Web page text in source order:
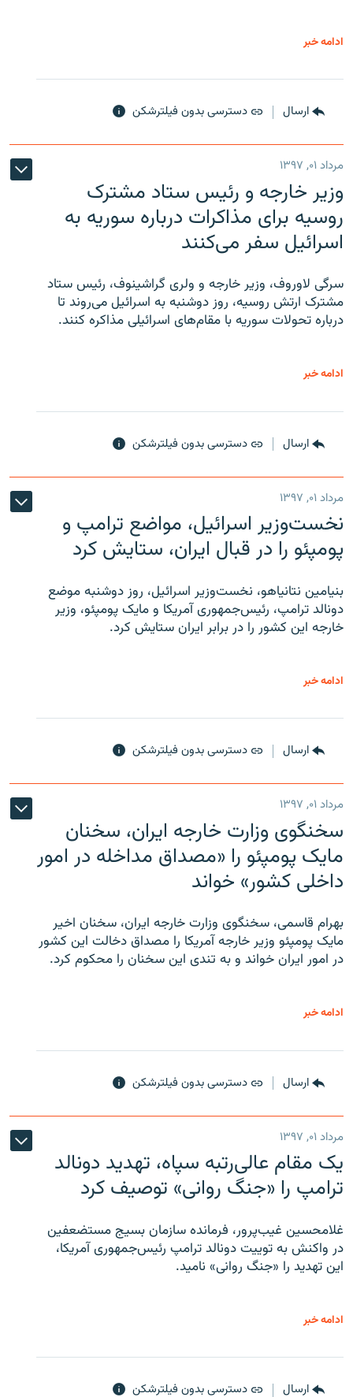
ادامه خبر
ارسال دسترسی بدون فیلترشکن
مرداد ۰۱, ۱۳۹۷
وزیر خارجه و رئیس‌ ستاد مشترک
روسیه برای مذاکرات درباره سوریه به
اسرائیل سفر می‌کنند
سرگی لاوروف، وزیر خارجه و ولری گراشینوف، رئیس ستاد
مشترک ارتش روسیه، روز دوشنبه به اسرائیل می‌روند تا
درباره تحولات سوریه با مقام‌های اسرائیلی مذاکره کنند.
ادامه خبر
ارسال دسترسی بدون فیلترشکن
مرداد ۰۱, ۱۳۹۷
نخست‌وزیر اسرائیل، مواضع ترامپ و
پومپئو را در قبال ایران، ستایش کرد
بنیامین نتانیاهو، نخست‌وزیر اسرائیل، روز دوشنبه موضع
دونالد ترامپ، رئیس‌جمهوری آمریکا و مایک پومپئو، وزیر
خارجه این کشور را در برابر ایران ستایش کرد.
ادامه خبر
ارسال دسترسی بدون فیلترشکن
مرداد ۰۱, ۱۳۹۷
سخنگوی وزارت خارجه ایران، سخنان
مایک پومپئو را «مصداق مداخله در امور
داخلی کشور» خواند
بهرام قاسمی، سخنگوی وزارت خارجه ایران، سخنان اخیر
مایک پومپئو وزیر خارجه آمریکا را مصداق دخالت این کشور
در امور ایران خواند و به تندی این سخنان را محکوم کرد.
ادامه خبر
ارسال دسترسی بدون فیلترشکن
مرداد ۰۱, ۱۳۹۷
یک مقام عالی‌رتبه سپاه، تهدید دونالد
ترامپ را «جنگ روانی» توصیف کرد
غلامحسین غیب‌پرور، فرمانده سازمان بسیج مستضعفین
در واکنش به توییت دونالد ترامپ رئیس‌جمهوری آمریکا،
این تهدید را «جنگ روانی» نامید.
ادامه خبر
ارسال دسترسی بدون فیلترشکن